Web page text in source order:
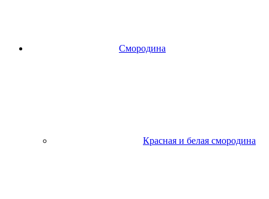
Смородина
Красная и белая смородина